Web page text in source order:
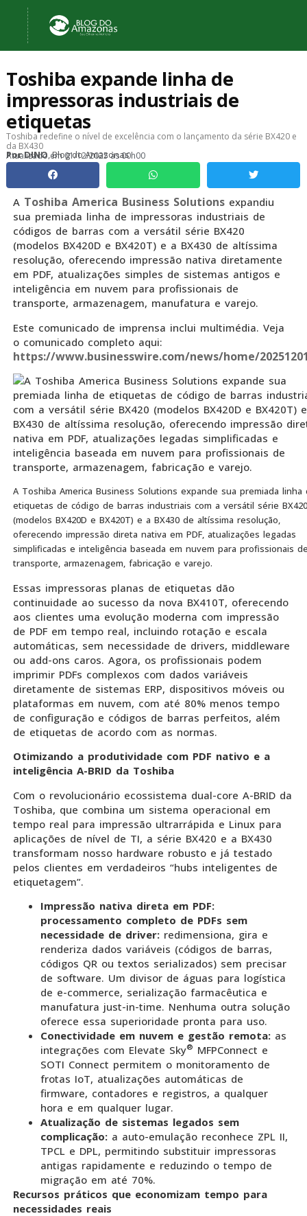
Toshiba expande linha de
impressoras industriais de
etiquetas
Toshiba redefine o nível de excelência com o lançamento da série BX420 e
da BX430
PorDINO , Blog do Amazonas
Atualizado em 01/12/2025 às 00h00
A Toshiba America Business Solutions expandiu
sua premiada linha de impressoras industriais de
códigos de barras com a versátil série BX420
(modelos BX420D e BX420T) e a BX430 de altíssima
resolução, oferecendo impressão nativa diretamente
em PDF, atualizações simples de sistemas antigos e
inteligência em nuvem para profissionais de
transporte, armazenagem, manufatura e varejo.
Este comunicado de imprensa inclui multimédia. Veja
o comunicado completo aqui:
https://www.businesswire.com/news/home/
A Toshiba America Business Solutions expande sua premiada linha
etiquetas de código de barras industriais com a versátil série BX420
(modelos BX420D e BX420T) e a BX430 de altíssima resolução,
oferecendo impressão direta nativa em PDF, atualizações legadas
simplificadas e inteligência baseada em nuvem para profissionais
transporte, armazenagem, fabricação e varejo.
Essas impressoras planas de etiquetas dão
continuidade ao sucesso da nova BX410T, oferecendo
aos clientes uma evolução moderna com impressão
de PDF em tempo real, incluindo rotação e escala
automáticas, sem necessidade de drivers, middleware
ou add-ons caros. Agora, os profissionais podem
imprimir PDFs complexos com dados variáveis
diretamente de sistemas ERP, dispositivos móveis ou
plataformas em nuvem, com até 80% menos tempo
de configuração e códigos de barras perfeitos, além
de etiquetas de acordo com as normas.
Otimizando a produtividade com PDF nativo e a
inteligência A-BRID da Toshiba
Com o revolucionário ecossistema dual-core A-BRID da
Toshiba, que combina um sistema operacional em
tempo real para impressão ultrarrápida e Linux para
aplicações de nível de TI, a série BX420 e a BX430
transformam nosso hardware robusto e já testado
pelos clientes em verdadeiros “hubs inteligentes de
etiquetagem”.
Impressão nativa direta em PDF:
processamento completo de PDFs sem
necessidade de driver: redimensiona, gira e
renderiza dados variáveis (códigos de barras,
códigos QR ou textos serializados) sem precisar
de software. Um divisor de águas para logística
de e-commerce, serialização farmacêutica e
manufatura just-in-time. Nenhuma outra solução
oferece essa superioridade pronta para uso.
Conectividade em nuvem e gestão remota: as
integrações com Elevate Sky® MFPConnect e
SOTI Connect permitem o monitoramento de
frotas IoT, atualizações automáticas de
firmware, contadores e registros, a qualquer
hora e em qualquer lugar.
Atualização de sistemas legados sem
complicação: a auto-emulação reconhece ZPL II,
TPCL e DPL, permitindo substituir impressoras
antigas rapidamente e reduzindo o tempo de
migração em até 70%.
Recursos práticos que economizam tempo para
necessidades reais